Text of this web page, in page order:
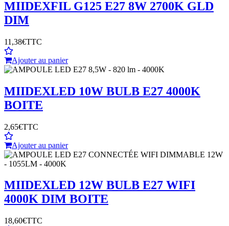
MIIDEXFIL G125 E27 8W 2700K GLD
DIM
11,38€TTC
Ajouter au panier
MIIDEXLED 10W BULB E27 4000K
BOITE
2,65€TTC
Ajouter au panier
MIIDEXLED 12W BULB E27 WIFI
4000K DIM BOITE
18,60€TTC